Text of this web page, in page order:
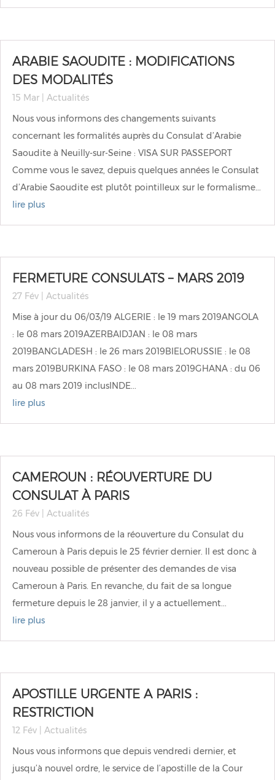
ARABIE SAOUDITE : MODIFICATIONS
DES MODALITÉS
15 Mar
Actualités
Nous vous informons des changements suivants
concernant les formalités auprès du Consulat d’Arabie
Saoudite à Neuilly-sur-Seine : VISA SUR PASSEPORT
Comme vous le savez, depuis quelques années le Consulat
d’Arabie Saoudite est plutôt pointilleux sur le formalisme...
lire plus
FERMETURE CONSULATS – MARS 2019
27 Fév
Actualités
Mise à jour du 06/03/19 ALGERIE : le 19 mars 2019ANGOLA
: le 08 mars 2019AZERBAIDJAN : le 08 mars
2019BANGLADESH : le 26 mars 2019BIELORUSSIE : le 08
mars 2019BURKINA FASO : le 08 mars 2019GHANA : du 06
au 08 mars 2019 inclusINDE...
lire plus
CAMEROUN : RÉOUVERTURE DU
CONSULAT À PARIS
26 Fév
Actualités
Nous vous informons de la réouverture du Consulat du
Cameroun à Paris depuis le 25 février dernier. Il est donc à
nouveau possible de présenter des demandes de visa
Cameroun à Paris. En revanche, du fait de sa longue
fermeture depuis le 28 janvier, il y a actuellement...
lire plus
APOSTILLE URGENTE A PARIS :
RESTRICTION
12 Fév
Actualités
Nous vous informons que depuis vendredi dernier, et
jusqu’à nouvel ordre, le service de l’apostille de la Cour